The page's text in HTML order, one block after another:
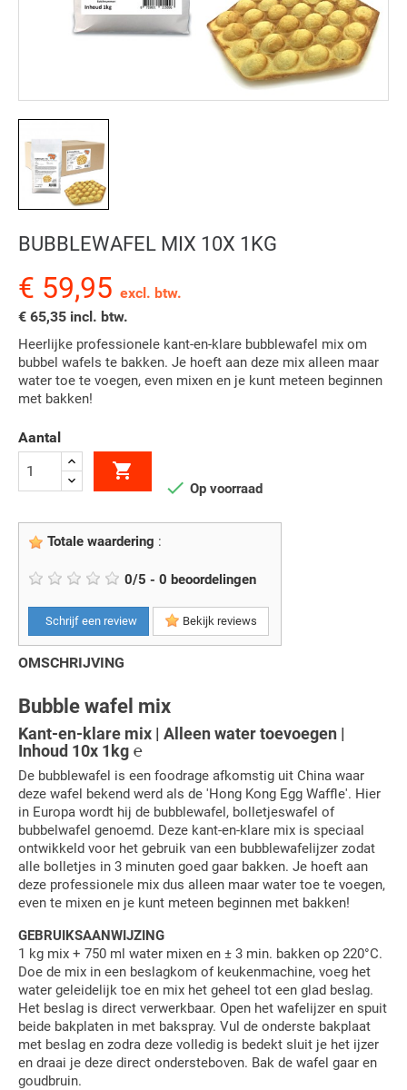
BUBBLEWAFEL MIX 10X 1KG
€ 59,95 excl. btw.
€ 65,35 incl. btw.
Heerlijke professionele kant-en-klare bubblewafel mix om
bubbel wafels te bakken. Je hoeft aan deze mix alleen maar
water toe te voegen, even mixen en je kunt meteen beginnen
met bakken!
Aantal

 Op voorraad
Totale waardering :
0/5 - 0 beoordelingen
Schrijf een review Bekijk reviews
OMSCHRIJVING
Bubble wafel mix
Kant-en-klare mix | Alleen water toevoegen |
Inhoud 10x 1kg ℮
De bubblewafel is een foodrage afkomstig uit China waar
deze wafel bekend werd als de 'Hong Kong Egg Waffle'. Hier
in Europa wordt hij de bubblewafel, bolletjeswafel of
bubbelwafel genoemd. Deze kant-en-klare mix is speciaal
ontwikkeld voor het gebruik van een bubblewafelijzer zodat
alle bolletjes in 3 minuten goed gaar bakken. Je hoeft aan
deze professionele mix dus alleen maar water toe te voegen,
even te mixen en je kunt meteen beginnen met bakken!
GEBRUIKSAANWIJZING
1 kg mix + 750 ml water mixen en ± 3 min. bakken op 220°C.
Doe de mix in een beslagkom of keukenmachine, voeg het
water geleidelijk toe en mix het geheel tot een glad beslag.
Het beslag is direct verwerkbaar. Open het wafelijzer en spuit
beide bakplaten in met bakspray. Vul de onderste bakplaat
met beslag en zodra deze volledig is bedekt sluit je het ijzer
en draai je deze direct ondersteboven. Bak de wafel gaar en
goudbruin.